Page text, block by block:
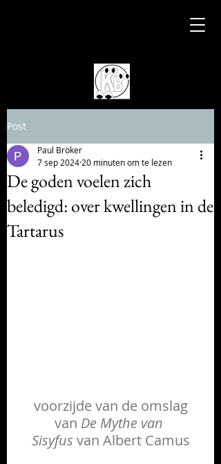
Post
De goden voelen zich
beledigd: over kwellingen in de
Tartarus
Paul Bröker
7 sep 2024 20 minuten om te lezen
van De Mythe van
Sisyfus van Albert Camus